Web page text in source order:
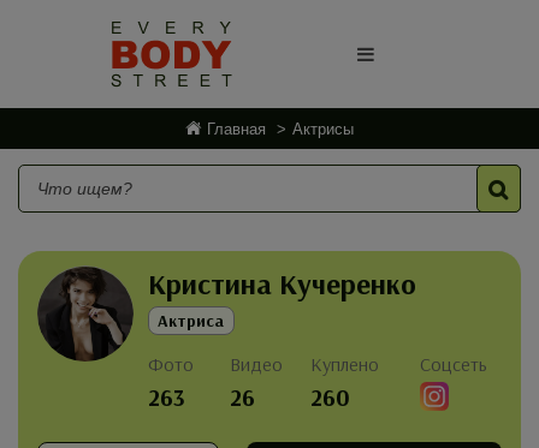
Главная Актрисы
Кристина Кучеренко
Актриса
Фото
263
Видео
26
Куплено
260
Соцсеть